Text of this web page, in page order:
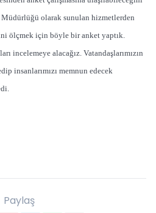
olarak sunulan hizmetlerden
ölçmek için böyle bir anket yaptık.
incelemeye alacağız. Vatandaşlarımızın
insanlarımızı memnun edecek
Paylaş